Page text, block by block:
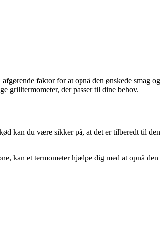
faktor for at opnå den ønskede smag og
grilltermometer, der passer til dine behov.
kan du være sikker på, at det er tilberedt til den
kan et termometer hjælpe dig med at opnå den